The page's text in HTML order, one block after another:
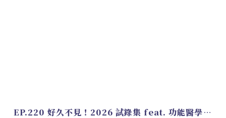
EP.220 好久不見！2026 試錄集 feat. 功能醫學營養師 美寶